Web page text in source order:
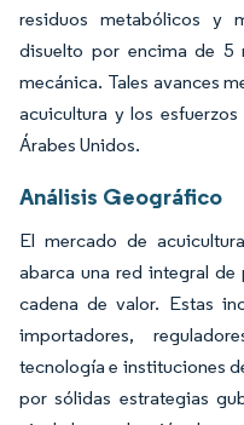
residuos metabólicos y
disuelto por encima de 5
mecánica. Tales avances
acuicultura y los
Árabes Unidos.
Análisis Geográfico
El mercado de
abarca una red integral
cadena de valor. Estas
importadores,
tecnología e instituciones
por sólidas estrategias